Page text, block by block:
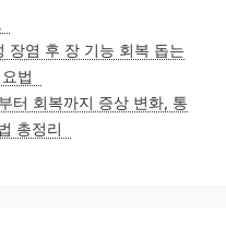
장염 후 장 기능 회복 돕는
법
터 회복까지 증상 변화, 통
총정리